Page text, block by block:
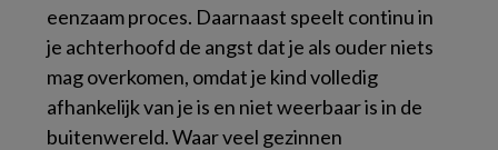
eenzaam proces. Daarnaast speelt continu in
je achterhoofd de angst dat je als ouder niets
mag overkomen, omdat je kind volledig
afhankelijk van je is en niet weerbaar is in de
buitenwereld. Waar veel gezinnen